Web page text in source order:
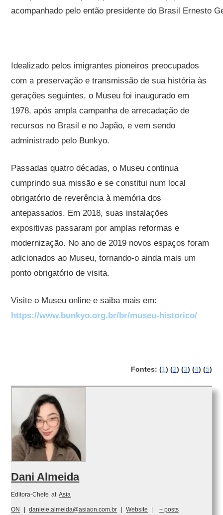
acompanhado pelo então presidente do Brasil Ernesto
Idealizado pelos imigrantes pioneiros preocupados
com a preservação e transmissão de sua história às
gerações seguintes, o Museu foi inaugurado em
1978, após ampla campanha de arrecadação de
recursos no Brasil e no Japão, e vem sendo
administrado pelo Bunkyo.
Passadas quatro décadas, o Museu continua
cumprindo sua missão e se constitui num local
obrigatório de reverência à memória dos
antepassados. Em 2018, suas instalações
expositivas passaram por amplas reformas e
modernização. No ano de 2019 novos espaços foram
adicionados ao Museu, tornando-o ainda mais um
ponto obrigatório de visita.
Visite o Museu online e saiba mais em:
https://www.bunkyo.org.br/br/museu-historico/
Fontes: (1) (2) (3) (4) (5)
Dani Almeida
Editora-Chefe at Asia
ON | daniele.almeida@asiaon.com.br | Website | + posts